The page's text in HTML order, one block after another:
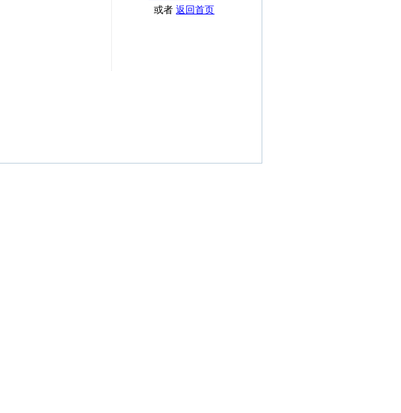
或者返回首页